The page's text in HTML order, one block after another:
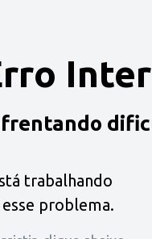
trabalhando
problema.